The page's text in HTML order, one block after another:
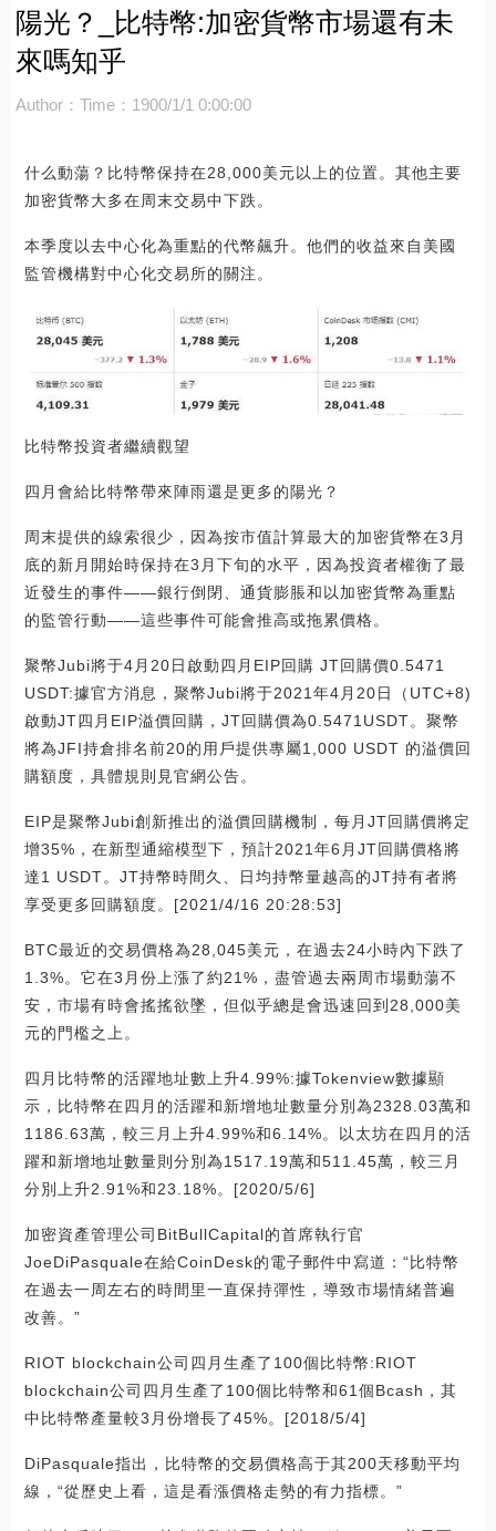
陽光？_比特幣:加密貨幣市場還有未
來嗎知乎
Author： Time：1900/1/1 0:00:00
什么動蕩？比特幣保持在28,000美元以上的位置。其他主要
加密貨幣大多在周末交易中下跌。
本季度以去中心化為重點的代幣飆升。他們的收益來自美國
監管機構對中心化交易所的關注。
比特幣投資者繼續觀望
四月會給比特幣帶來陣雨還是更多的陽光？
周末提供的線索很少，因為按市值計算最大的加密貨幣在3月
底的新月開始時保持在3月下旬的水平，因為投資者權衡了最
近發生的事件——銀行倒閉、通貨膨脹和以加密貨幣為重點
的監管行動——這些事件可能會推高或拖累價格。
聚幣Jubi將于4月20日啟動四月EIP回購 JT回購價0.5471
USDT:據官方消息，聚幣Jubi將于2021年4月20日（UTC+8)
啟動JT四月EIP溢價回購，JT回購價為0.5471USDT。聚幣
將為JFI持倉排名前20的用戶提供專屬1,000 USDT 的溢價回
購額度，具體規則見官網公告。
EIP是聚幣Jubi創新推出的溢價回購機制，每月JT回購價將定
增35%，在新型通縮模型下，預計2021年6月JT回購價格將
達1 USDT。JT持幣時間久、日均持幣量越高的JT持有者將
享受更多回購額度。[2021/4/16 20:28:53]
BTC最近的交易價格為28,045美元，在過去24小時內下跌了
1.3%。它在3月份上漲了約21%，盡管過去兩周市場動蕩不
安，市場有時會搖搖欲墜，但似乎總是會迅速回到28,000美
元的門檻之上。
四月比特幣的活躍地址數上升4.99%:據Tokenview數據顯
示，比特幣在四月的活躍和新增地址數量分別為2328.03萬和
1186.63萬，較三月上升4.99%和6.14%。以太坊在四月的活
躍和新增地址數量則分別為1517.19萬和511.45萬，較三月
分別上升2.91%和23.18%。[2020/5/6]
加密資產管理公司BitBullCapital的首席執行官
JoeDiPasquale在給CoinDesk的電子郵件中寫道：“比特幣
在過去一周左右的時間里一直保持彈性，導致市場情緒普遍
改善。”
RIOT blockchain公司四月生產了100個比特幣:RIOT
blockchain公司四月生產了100個比特幣和61個Bcash，其
中比特幣產量較3月份增長了45%。[2018/5/4]
DiPasquale指出，比特幣的交易價格高于其200天移動平均
線，“從歷史上看，這是看漲價格走勢的有力指標。”